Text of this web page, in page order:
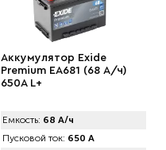
Аккумулятор Exide
Premium EA681 (68 А/ч)
650A L+
Емкость: 68 А/ч
Пусковой ток: 650 А